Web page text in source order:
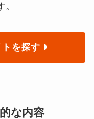
を探す
な内容